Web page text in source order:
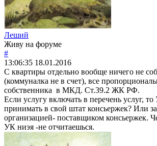
Леший
Живу на форуме
#
13:06:35 18.01.2016
С квартиры отдельно вообще ничего не
(коммуналка не в счет), все
собственника в МКД. Ст.39.2 ЖК РФ.
Если услугу включать в перечень услуг,
принимать в свой штат консьержек? Или
организацией- поставщиком консьержек.
УК ниэя -не отчитаешься.